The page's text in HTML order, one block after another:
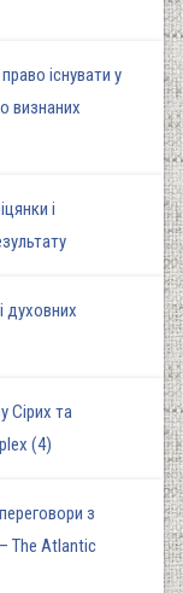
існувати у
визнаних
і
духовних
Сірих та
(4)
з
The Atlantic